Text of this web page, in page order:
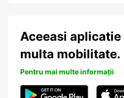
Aceeasi
multa mobilitate.
Pentru mai multe informații